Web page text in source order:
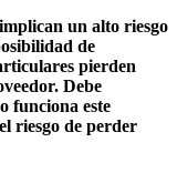
un alto riesgo
de
pierden
Debe
funciona este
riesgo de perder